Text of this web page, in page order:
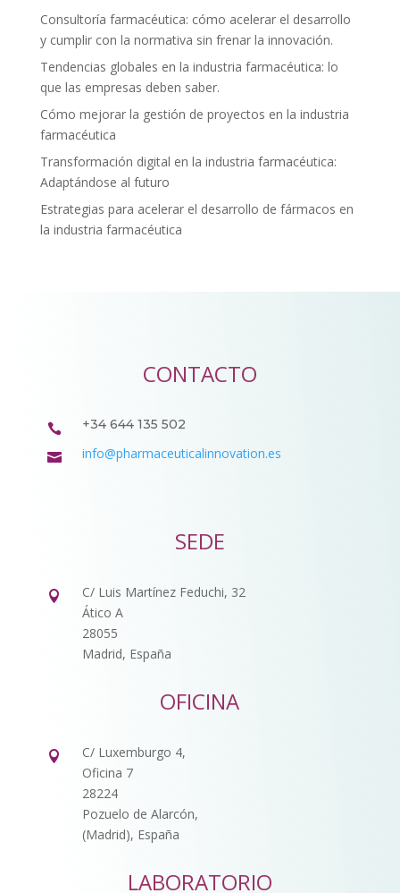
Consultoría farmacéutica: cómo acelerar el desarrollo
y cumplir con la normativa sin frenar la innovación.
Tendencias globales en la industria farmacéutica: lo
que las empresas deben saber.
Cómo mejorar la gestión de proyectos en la industria
farmacéutica
Transformación digital en la industria farmacéutica:
Adaptándose al futuro
Estrategias para acelerar el desarrollo de fármacos en
la industria farmacéutica
CONTACTO
 +34 644 135 502
 info@pharmaceuticalinnovation.es
SEDE

C/ Luis Martínez Feduchi, 32
Ático A
28055
Madrid, España
OFICINA

C/ Luxemburgo 4,
Oficina 7
28224
Pozuelo de Alarcón,
(Madrid), España
LABORATORIO